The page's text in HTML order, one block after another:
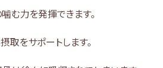
む力を発揮できます。
取をサポートします。